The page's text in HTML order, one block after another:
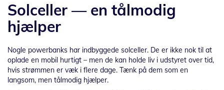
Solceller — en tålmodig
hjælper
Nogle powerbanks har indbyggede solceller. De er ikke nok til at
oplade en mobil hurtigt – men de kan holde liv i udstyret over tid,
hvis strømmen er væk i flere dage. Tænk på dem som en
langsom, men tålmodig hjælper.